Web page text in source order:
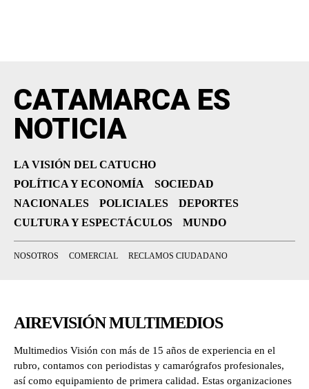
CATAMARCA ES
NOTICIA
LA VISIÓN DEL CATUCHO
POLÍTICA Y ECONOMÍA
SOCIEDAD
NACIONALES
POLICIALES
DEPORTES
CULTURA Y ESPECTÁCULOS
MUNDO
NOSOTROS COMERCIAL RECLAMOS CIUDADANO
AIREVISIÓN MULTIMEDIOS
Multimedios Visión con más de 15 años de experiencia en el
rubro, contamos con periodistas y camarógrafos profesionales,
así como equipamiento de primera calidad. Estas organizaciones